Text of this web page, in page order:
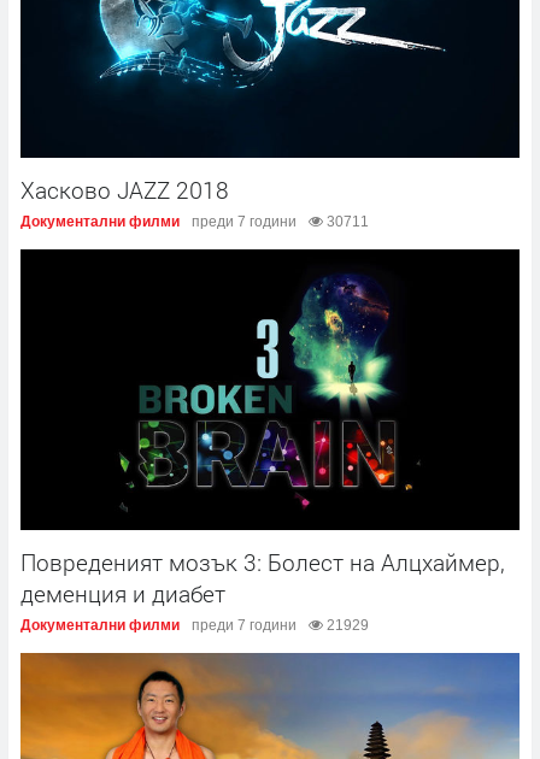
Хасково JAZZ 2018
Документални филми преди 7 години 30711
Повреденият мозък 3: Болест на Алцхаймер,
деменция и диабет
Документални филми преди 7 години 21929